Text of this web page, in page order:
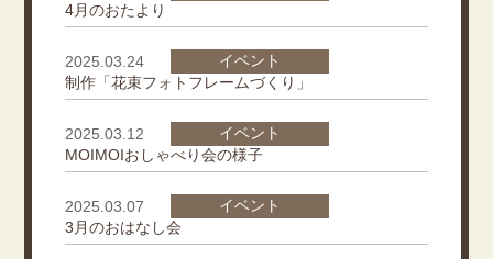
4月のおたより
2025.03.24
イベント
制作「花束フォトフレームづくり」
2025.03.12
イベント
MOIMOIおしゃべり会の様子
2025.03.07
イベント
3月のおはなし会